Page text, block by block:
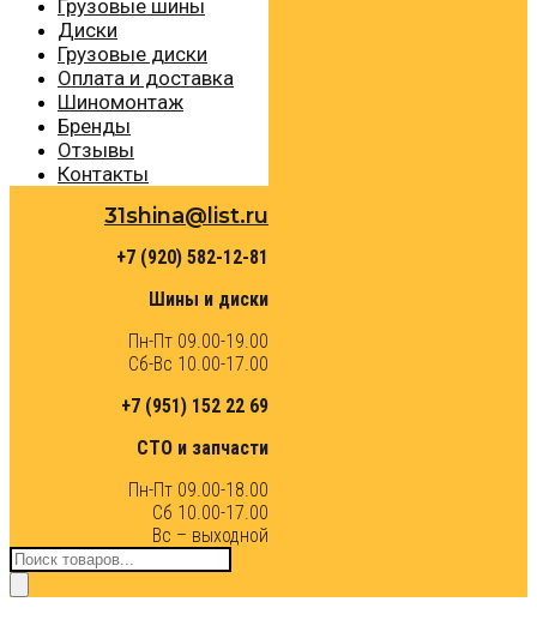
Грузовые шины
Диски
Грузовые диски
Оплата и доставка
Шиномонтаж
Бренды
Отзывы
Контакты
31shina@list.ru
+7 (920) 582-12-81
Шины и диски
Пн-Пт 09.00-19.00
Сб-Вс 10.00-17.00
+7 (951) 152 22 69
СТО и запчасти
Пн-Пт 09.00-18.00
Сб 10.00-17.00
Вс – выходной
Поиск
товаров